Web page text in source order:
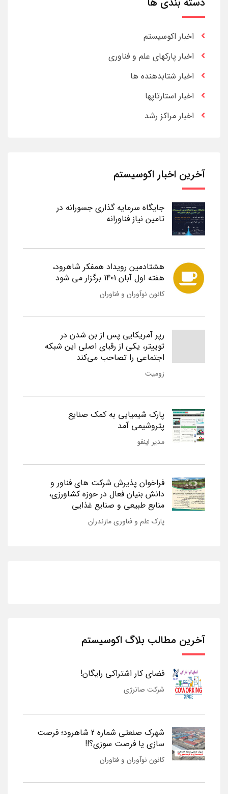
اخبار اکوسیستم
اخبار پارکهای علم و فناوری
اخبار شتابدهنده ها
اخبار استارتاپها
اخبار مراکز رشد
آخرین اخبار اکوسیستم
جایگاه سرمایه گذاری جسورانه در
تامین نیاز فناورانه
هشتادمین رویداد همفکر شاهرود،
هفته اول آبان 1401 برگزار می شود
کانون نوآوران و فناوران
رپر آمریکایی پس از بن شدن در
توییتر، یکی از رقبای اصلی این شبکه
اجتماعی را تصاحب می‌کند
زومیت
پارک شیمیایی به کمک صنایع
پتروشیمی آمد
مدیر اینفو
فراخوان پذیرش شرکت های فناور و
دانش بنیان فعال در حوزه کشاورزی،
منابع طبیعی و صنایع غذایی
پارک علم و فناوری مازندران
آخرین مطالب بلاگ اکوسیستم
فضای کار اشتراکی رایگان!
شرکت صانرژی
شهرک صنعتی شماره 2 شاهرود؛ فرصت
سازی یا فرصت سوزی؟!!
کانون نوآوران و فناوران